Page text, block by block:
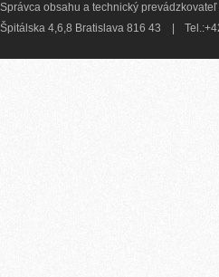
Správca obsahu a technický
Špitálska 4,6,8 Bratislava 816 43